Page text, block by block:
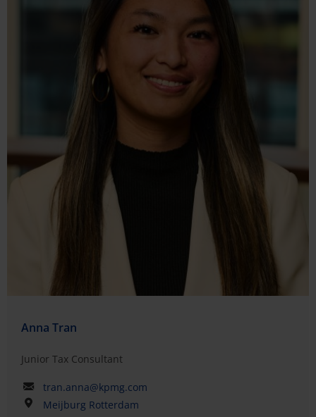
Anna Tran
Junior Tax Consultant
tran.anna@kpmg.com
Meijburg Rotterdam